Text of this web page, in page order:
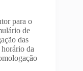
para o
de
das
da